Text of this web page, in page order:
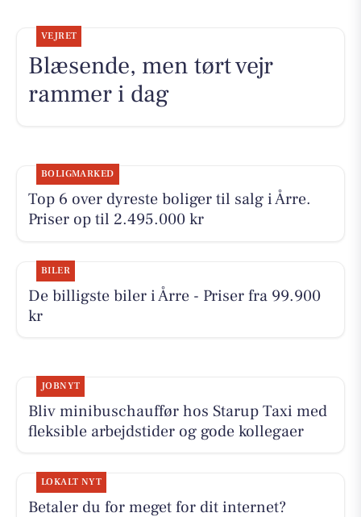
VEJRET
Blæsende, men tørt vejr
rammer i dag
BOLIGMARKED
Top 6 over dyreste boliger til salg i Årre.
Priser op til 2.495.000 kr
BILER
De billigste biler i Årre - Priser fra 99.900
kr
JOBNYT
Bliv minibuschauffør hos Starup Taxi med
fleksible arbejdstider og gode kollegaer
LOKALT NYT
Betaler du for meget for dit internet?